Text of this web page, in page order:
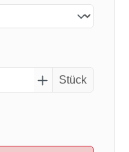
Stück